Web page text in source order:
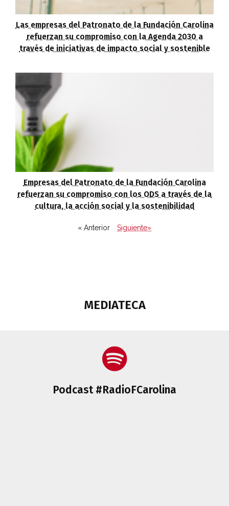
Las empresas del Patronato de la Fundación Carolina
refuerzan su compromiso con la Agenda 2030 a
través de iniciativas de impacto social y sostenible
Empresas del Patronato de la Fundación Carolina
refuerzan su compromiso con los ODS a través de la
cultura, la acción social y la sostenibilidad
« Anterior Siguiente»
MEDIATECA
Podcast #RadioFCarolina